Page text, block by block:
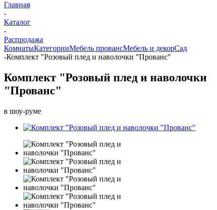
Главная
-
Каталог
-
Распродажа
КомнатыКатегорииМебель провансМебель и декорСад
-Комплект "Розовый плед и наволочки "Прованс"
Комплект "Розовый плед и наволочки
"Прованс"
в шоу-руме